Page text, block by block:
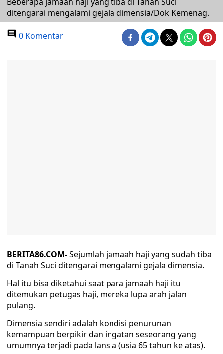
ditengarai mengalami gejala dimensia/Dok Kemenag.
0 Komentar
BERITA86.COM-Sejumlah jamaah haji yang sudah tiba
di Tanah Suci ditengarai mengalami gejala dimensia.
Hal itu bisa diketahui saat para jamaah haji itu
ditemukan petugas haji, mereka lupa arah jalan
pulang.
Dimensia sendiri adalah kondisi penurunan
kemampuan berpikir dan ingatan seseorang yang
umumnya terjadi pada lansia (usia 65 tahun ke atas).